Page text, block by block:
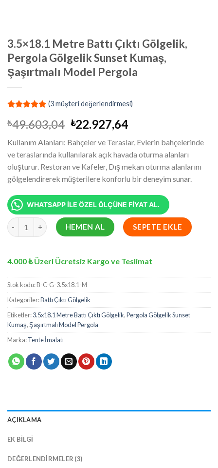
3.5×18.1 Metre Battı Çıktı Gölgelik,
Pergola Gölgelik Sunset Kumaş,
Şaşırtmalı Model Pergola
puanına
dayanarak
5 üzerinden
5.00puan
aldı
(3müşteri değerlendirmesi)
₺49.603,04 Orijinal
₺49.603,04.
₺22.927,64Şu
fiyat:
₺22.927,64.
Kullanım Alanları: Bahçeler ve Teraslar, Evlerin bahçelerinde
ve teraslarında kullanılarak açık havada oturma alanları
oluşturur. Restoran ve Kafeler, Dış mekan oturma alanlarını
gölgelendirerek müşterilere konforlu bir deneyim sunar.
WHATSAPP İLE ÖZEL ÖLÇÜNE FİYAT AL.
3.5x18.1 Metre Battı Çıktı Gölgelik, Pergola Gölgelik Sunset
HEMEN AL SEPETE EKLE
4.000 ₺ Üzeri Ücretsiz Kargo ve Teslimat
Stok kodu:B-C-G-3.5x18.1-M
Kategoriler:Battı Çıktı Gölgelik
Etiketler:3.5x18.1 Metre Battı Çıktı Gölgelik,Pergola Gölgelik Sunset
Kumaş,Şaşırtmalı Model Pergola
Marka:Tente İmalatı
AÇIKLAMA
EK BILGI
DEĞERLENDIRMELER (3)